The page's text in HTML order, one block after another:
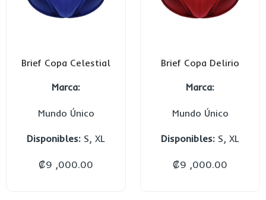
Brief Copa Celestial
Marca:
Mundo Único
Disponibles: S, XL
₡9 ,000.00
Brief Copa Delirio
Marca:
Mundo Único
Disponibles: S, XL
₡9 ,000.00